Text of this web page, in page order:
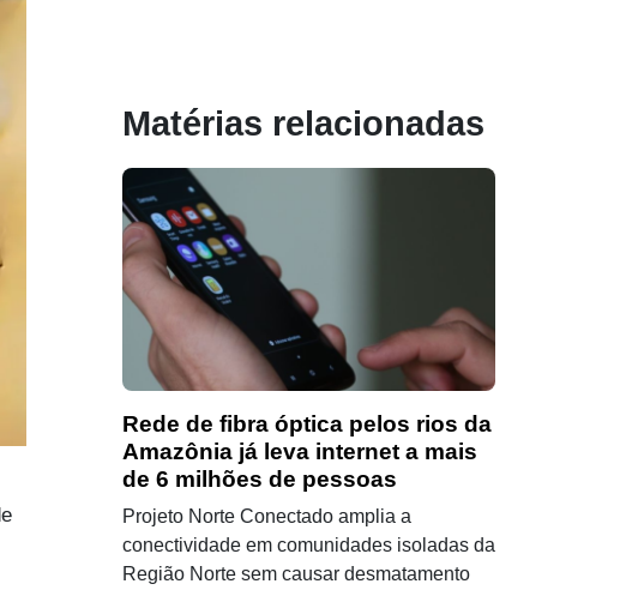
Matérias relacionadas
Rede de fibra óptica pelos rios da
Amazônia já leva internet a mais
de 6 milhões de pessoas
Projeto Norte Conectado amplia a
conectividade em comunidades isoladas da
Região Norte sem causar desmatamento